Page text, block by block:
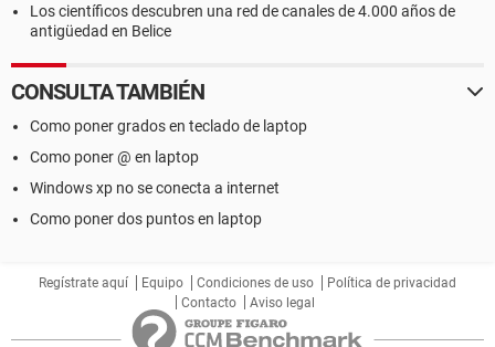
Los científicos descubren una red de canales de 4.000 años de
antigüedad en Belice
CONSULTA TAMBIÉN
Como poner grados en teclado de laptop
Como poner @ en laptop
Windows xp no se conecta a internet
Como poner dos puntos en laptop
Regístrate aquí Equipo Condiciones de uso
Política de privacidad
Contacto
Aviso legal